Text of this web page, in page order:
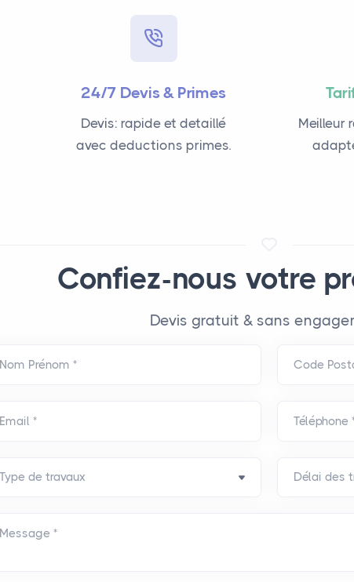
24/7 Devis & Primes
Devis: rapide et detaillé
avec deductions primes.
Meilleur
Confiez-nous votre
Devis gratuit & sans
Nom Prénom * Code
Email * Téléphone
Message *